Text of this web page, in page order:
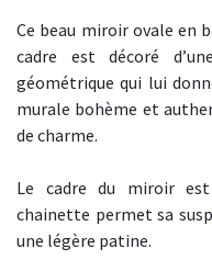
Ce beau miroir ovale en
cadre est décoré
géométrique qui lui
murale bohème et
de charme.
Le cadre du miroir
chainette permet sa
une légère patine.